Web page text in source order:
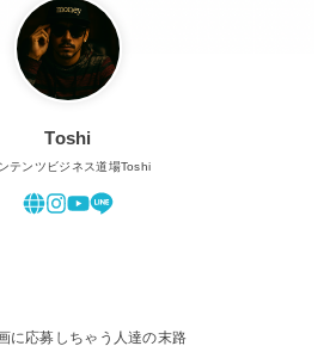
Toshi
テンツビジネス道場Toshi
に応募しちゃう人達の末路